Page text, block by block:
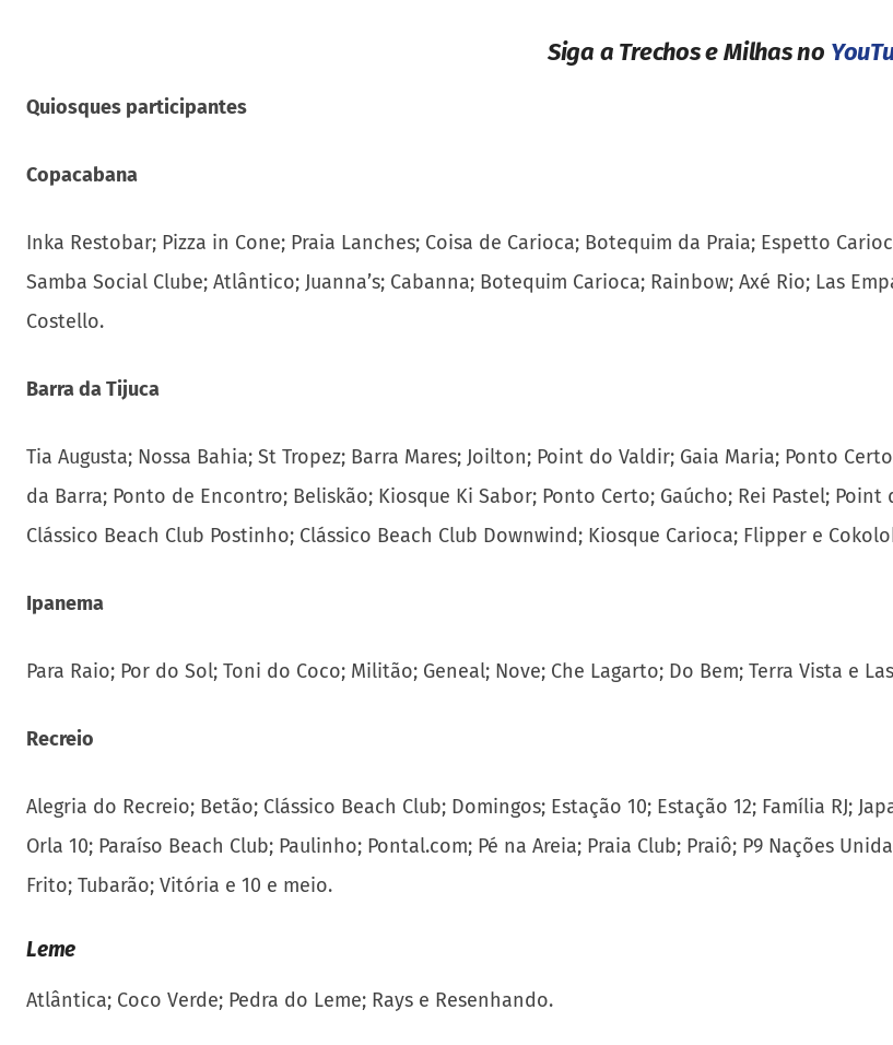
Siga a Trechos e Milhas no
Quiosques participantes
Copacabana
Inka Restobar; Pizza in Cone; Praia Lanches; Coisa de Carioca; Botequim da Praia; Espetto
Samba Social Clube; Atlântico; Juanna’s; Cabanna; Botequim Carioca; Rainbow; Axé Rio; Las
Costello.
Barra da Tijuca
Tia Augusta; Nossa Bahia; St Tropez; Barra Mares; Joilton; Point do Valdir; Gaia Maria; Ponto
da Barra; Ponto de Encontro; Beliskão; Kiosque Ki Sabor; Ponto Certo; Gaúcho; Rei Pastel;
Clássico Beach Club Postinho; Clássico Beach Club Downwind; Kiosque Carioca; Flipper e
Ipanema
Para Raio; Por do Sol; Toni do Coco; Militão; Geneal; Nove; Che Lagarto; Do Bem; Terra Vista e
Recreio
Alegria do Recreio; Betão; Clássico Beach Club; Domingos; Estação 10; Estação 12; Família RJ;
Orla 10; Paraíso Beach Club; Paulinho; Pontal.com; Pé na Areia; Praia Club; Praiô; P9 Nações
Frito; Tubarão; Vitória e 10 e meio.
Leme
Atlântica; Coco Verde; Pedra do Leme; Rays e Resenhando.